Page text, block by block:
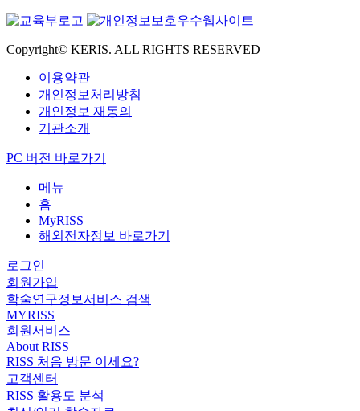
Copyright© KERIS. ALL RIGHTS RESERVED
이용약관
개인정보처리방침
개인정보 재동의
기관소개
PC 버전 바로가기
메뉴
홈
MyRISS
해외전자정보 바로가기
로그인
회원가입
학술연구정보서비스 검색
MYRISS
회원서비스
About RISS
RISS 처음 방문 이세요?
고객센터
RISS 활용도 분석